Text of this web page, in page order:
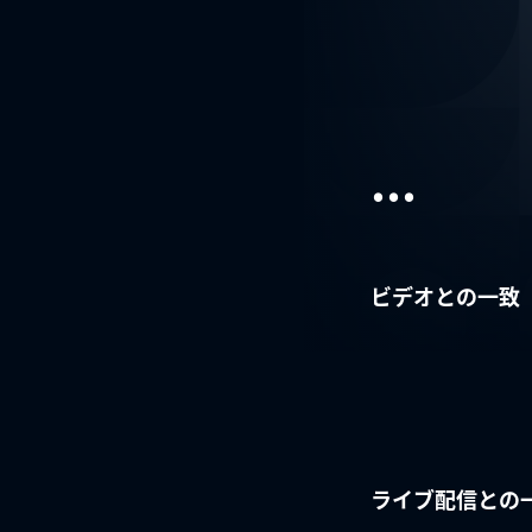
...
ビデオとの一致
ライブ配信との